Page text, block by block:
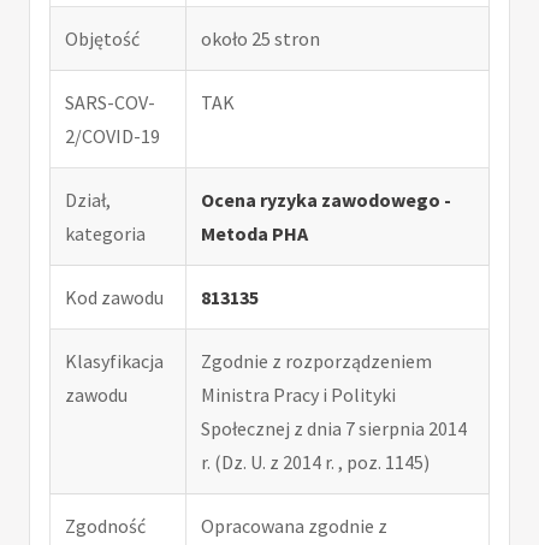
Objętość około 25 stron
SARS-COV-
2/COVID-19
TAK
Dział,
kategoria
Ocena ryzyka zawodowego -
Metoda PHA
Kod zawodu 813135
Klasyfikacja
zawodu
Zgodnie z rozporządzeniem
Ministra Pracy i Polityki
Społecznej z dnia 7 sierpnia 2014
r. (Dz. U. z 2014 r. , poz. 1145)
Zgodność
Opracowana zgodnie z